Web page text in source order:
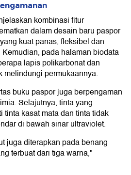
kombinasi fitur
dalam desain baru paspor
kuat panas, fleksibel dan
pada halaman biodata
lapis polikarbonat dan
melindungi permukaannya.
buku paspor juga berpengaman
Selajutnya, tinta yang
kasat mata dan tinta tidak
di bawah sinar ultraviolet.
juga diterapkan pada benang
terbuat dari tiga warna,"